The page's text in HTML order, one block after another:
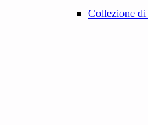
Collezione di